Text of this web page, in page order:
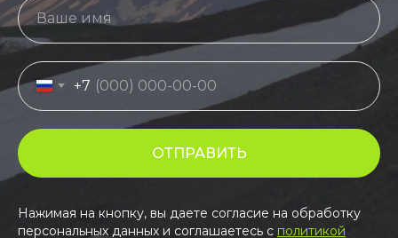
+7
ОТПРАВИТЬ
Нажимая на кнопку, вы даете согласие на обработку
персональных данных и соглашаетесь c политикой